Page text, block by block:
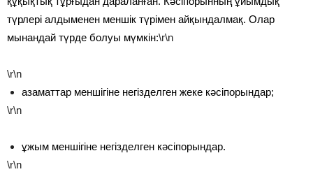
түрлері алдыменен меншік түрімен айқындалмақ. Олар
мынандай түрде болуы мүмкін:\r\n
\r\n
азаматтар меншігіне негізделген жеке кәсіпорындар;
\r\n
ұжым меншігіне негізделген кәсіпорындар.
\r\n